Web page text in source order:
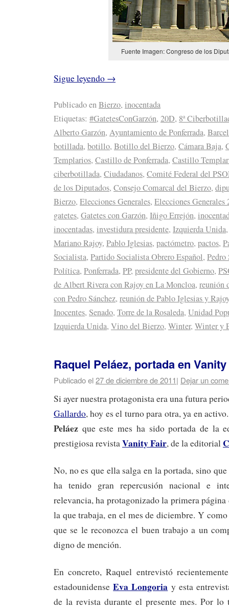
Fuente Imagen: Congreso de los
Sigue leyendo →
Publicado enBierzo, inocentada
Etiquetas: #GatetesConGarzón, 20D, 8ª
Alberto Garzón, Ayuntamiento de Ponferrada,
botillada, botillo, Botillo del Bierzo, Cámara Baja,
Templarios, Castillo de Ponferrada, Castillo
ciberbotillada, Ciudadanos, Comité Federal del
de los Diputados, Consejo Comarcal del Bierzo,
Bierzo, Elecciones Generales, Elecciones Generales
gatetes, Gatetes con Garzón, Iñigo Errejón,
inocentadas, investidura presidente, Izquierda Unida
Mariano Rajoy, Pablo Iglesias, pactómetro, pactos,
Socialista, Partido Socialista Obrero Español, Pedro
Política, Ponferrada, PP, presidente del Gobierno,
de Albert Rivera con Rajoy en La Moncloa, reunión
con Pedro Sánchez, reunión de Pablo Iglesias y
Inocentes, Senado, Torre de la Rosaleda, Unidad
Izquierda Unida, Vino del Bierzo, Winter, Winter y
Raquel Peláez, portada en
Publicado el27 de diciembre de 2011| Dejar un
Si ayer nuestra protagonista era una futura
Gallardo, hoy es el turno para otra, ya en
Peláez que este mes ha sido portada de la
prestigiosa revistaVanity Fair, de la editorial
No, no es que ella salga en la portada, sino
ha tenido gran repercusión nacional e
relevancia, ha protagonizado la primera
la que trabaja, en el mes de diciembre. Y
que se le reconozca el buen trabajo a un
digno de mención.
En concreto, Raquel entrevistó
estadounidenseEva Longoria y esta
de la revista durante el presente mes. Por lo